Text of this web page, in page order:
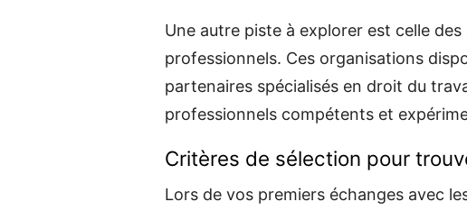
Une autre piste à explorer est celle
professionnels. Ces organisations
partenaires spécialisés en droit du
professionnels compétents et
Critères de sélection pour
Lors de vos premiers échanges avec